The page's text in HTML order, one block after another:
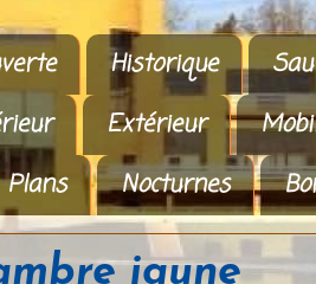
Historique
Extérieur
Plans Nocturnes
jaune